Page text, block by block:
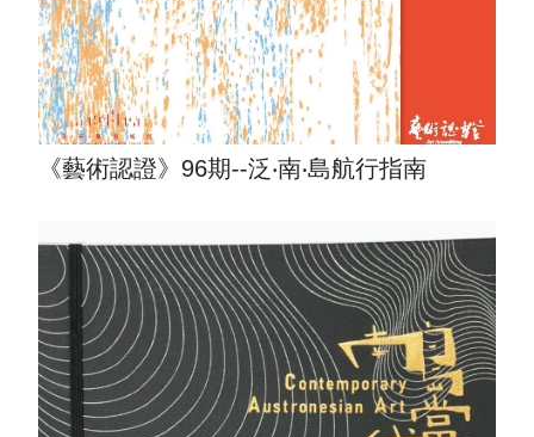
《藝術認證》96期--泛‧南‧島航行指南